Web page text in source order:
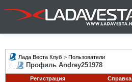
Лада Веста Клуб > Пользователи
Профиль Andrey251978
Регистрация Справка